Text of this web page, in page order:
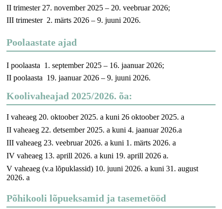
II trimester 27. november 2025 – 20. veebruar 2026;
III trimester 2. märts 2026 – 9. juuni 2026.
Poolaastate ajad
I poolaasta 1. september 2025 – 16. jaanuar 2026;
II poolaasta 19. jaanuar 2026 – 9. juuni 2026.
Koolivaheajad 2025/2026. õa:
I vaheaeg 20. oktoober 2025. a kuni 26 oktoober 2025. a
II vaheaeg 22. detsember 2025. a kuni 4. jaanuar 2026.a
III vaheaeg 23. veebruar 2026. a kuni 1. märts 2026. a
IV vaheaeg 13. aprill 2026. a kuni 19. aprill 2026 a.
V vaheaeg (v.a lõpuklassid) 10. juuni 2026. a kuni 31. august
2026. a
Põhikooli lõpueksamid ja tasemetööd